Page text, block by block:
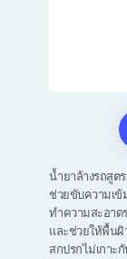
น้ำยาล้างรถสูต
ช่วยขับความเ
ทำความสะอาด
และช่วยให้พื้น
สกปรกไม่เกาะ